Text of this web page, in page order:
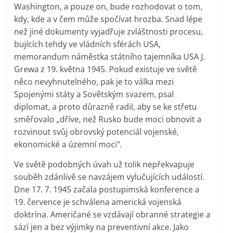
Washington, a pouze on, bude rozhodovat o tom,
kdy, kde a v čem může spočívat hrozba. Snad lépe
než jiné dokumenty vyjadřuje zvláštnosti procesu,
bujících tehdy ve vládních sférách USA,
memorandum náměstka státního tajemníka USA J.
Grewa z 19. května 1945. Pokud existuje ve světě
něco nevyhnutelného, pak je to válka mezi
Spojenými státy a Sovětským svazem, psal
diplomat, a proto důrazně radil, aby se ke střetu
směřovalo „dříve, než Rusko bude moci obnovit a
rozvinout svůj obrovský potenciál vojenské,
ekonomické a územní moci".
Ve světě podobných úvah už tolik nepřekvapuje
souběh zdánlivě se navzájem vylučujících událostí.
Dne 17. 7. 1945 začala postupimská konference a
19. července je schválena americká vojenská
doktrína. Američané se vzdávají obranné strategie a
sází jen a bez výjimky na preventivní akce. Jako